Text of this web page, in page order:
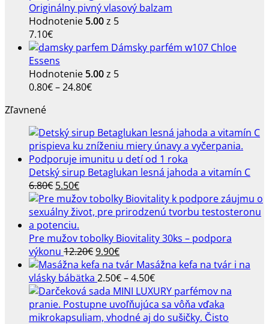
Originálny pivný vlasový balzam
Hodnotenie 5.00z 5
7.10€
Dámsky parfém w107 Chloe
Essens
Hodnotenie 5.00z 5
0.80€–24.80€Price
through
24.80€
Zľavnené
Detský sirup Betaglukan lesná jahoda a vitamín C
6.80€ Pôvodná
cena
bola:
6.80€.
5.50€Aktuálna
cena
je:
Pre mužov tobolky Biovitality 30ks – podpora
výkonu 12.20€Pôvodná
cena
bola:
12.20€.
9.90€Aktuálna
cena
je:
9.90€.
Masážna kefa na tvár i na
vlásky bábätka 2.50€–4.50€Price
range:
2.50€
through